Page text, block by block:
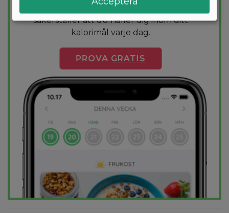
för dig och 1000+ hälsosamma recept
säkerställer att du håller dig inom ditt
kalorimål varje dag.
PROVA GRATIS